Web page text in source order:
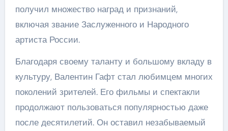
получил множество наград и признаний,
включая звание Заслуженного и Народного
артиста России.
Благодаря своему таланту и большому вкладу в
культуру, Валентин Гафт стал любимцем многих
поколений зрителей. Его фильмы и спектакли
продолжают пользоваться популярностью даже
после десятилетий. Он оставил незабываемый